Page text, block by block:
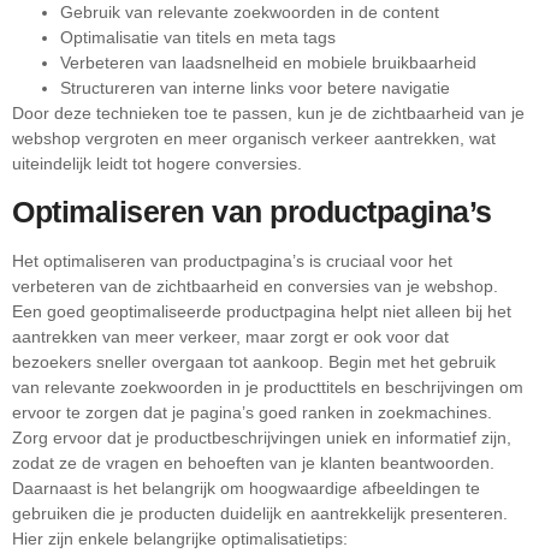
Gebruik van relevante zoekwoorden in de content
Optimalisatie van titels en meta tags
Verbeteren van laadsnelheid en mobiele bruikbaarheid
Structureren van interne links voor betere navigatie
Door deze technieken toe te passen, kun je de zichtbaarheid van je
webshop vergroten en meer organisch verkeer aantrekken, wat
uiteindelijk leidt tot hogere conversies.
Optimaliseren van productpagina’s
Het optimaliseren van productpagina’s is cruciaal voor het
verbeteren van de zichtbaarheid en conversies van je webshop.
Een goed geoptimaliseerde productpagina helpt niet alleen bij het
aantrekken van meer verkeer, maar zorgt er ook voor dat
bezoekers sneller overgaan tot aankoop. Begin met het gebruik
van relevante zoekwoorden in je producttitels en beschrijvingen om
ervoor te zorgen dat je pagina’s goed ranken in zoekmachines.
Zorg ervoor dat je productbeschrijvingen uniek en informatief zijn,
zodat ze de vragen en behoeften van je klanten beantwoorden.
Daarnaast is het belangrijk om hoogwaardige afbeeldingen te
gebruiken die je producten duidelijk en aantrekkelijk presenteren.
Hier zijn enkele belangrijke optimalisatietips: